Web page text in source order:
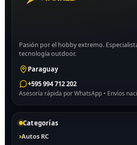
Pasión por el hobby extremo.
tecnología outdoor.
Paraguay
+595 994 712 202
Asesoría rápida por WhatsApp • Envíos
Categorías
Autos RC